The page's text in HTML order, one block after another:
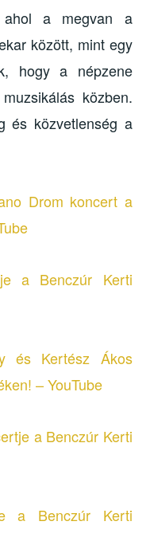
ahol a megvan a
között, mint egy
hogy a népzene
közben.
és közvetlenség a
Drom koncert a
a Benczúr Kerti
és Kertész Ákos
– YouTube
a Benczúr Kerti
a Benczúr Kerti